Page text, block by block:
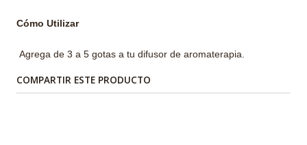
Cómo Utilizar
Agrega de 3 a 5 gotas a tu difusor de aromaterapia.
COMPARTIR ESTE PRODUCTO